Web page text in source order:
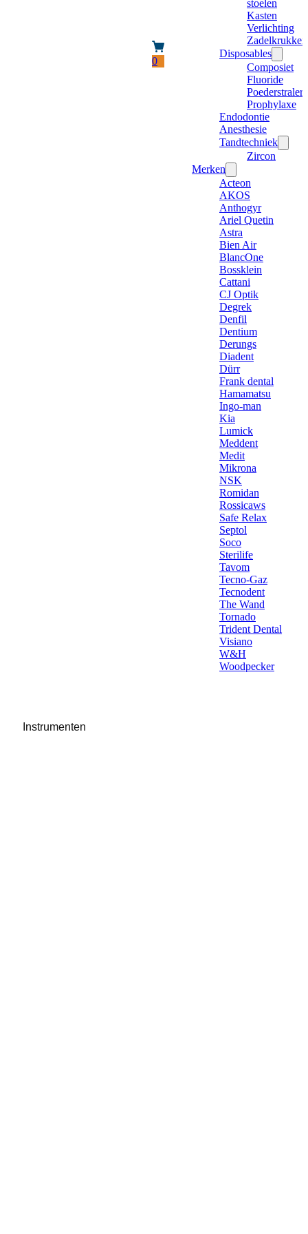
0
stoelen
Kasten
Verlichting
Zadelkrukken
Disposables
Composiet
Fluoride
Poederstraler
Prophylaxe
Endodontie
Anesthesie
Tandtechniek
Zircon
Merken
Acteon
AKOS
Anthogyr
Ariel Quetin
Astra
Bien Air
BlancOne
Bossklein
Cattani
CJ Optik
Degrek
Denfil
Dentium
Derungs
Diadent
Dürr
Frank dental
Hamamatsu
Ingo-man
Kia
Lumick
Meddent
Medit
Mikrona
NSK
Romidan
Rossicaws
Safe Relax
Septol
Soco
Sterilife
Tavom
Tecno-Gaz
Tecnodent
The Wand
Tornado
Trident Dental
Visiano
W&H
Woodpecker
Instrumenten